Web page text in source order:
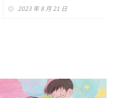
2023 年 8 月 21 日